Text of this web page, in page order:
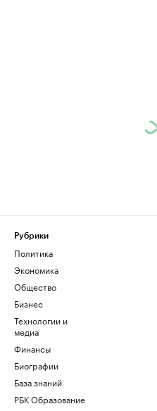
Рубрики
Политика
Экономика
Общество
Бизнес
Технологии и
медиа
Финансы
Биографии
База знаний
РБК Образование